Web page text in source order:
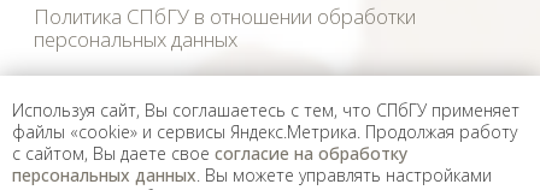
Используя сайт, Вы соглашаетесь с тем, что СПбГУ применяет
файлы «cookie» и сервисы Яндекс.Метрика. Продолжая работу
с сайтом, Вы даете свое согласие на обработку
персональных данных . Вы можете управлять настройками